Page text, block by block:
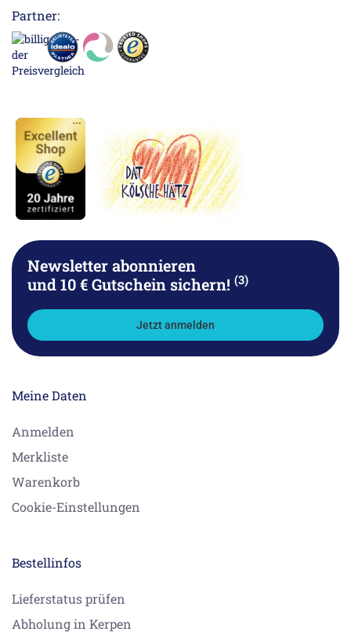
Partner:
Newsletter abonnieren
und 10 € Gutschein sichern! (3)
Jetzt anmelden
Meine Daten
Anmelden
Merkliste
Warenkorb
Cookie-Einstellungen
Bestellinfos
Lieferstatus prüfen
Abholung in Kerpen